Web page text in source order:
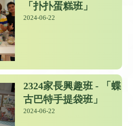
「扑扑蛋糕班」
2024-06-22
2324家長興趣班 - 「蝶
古巴特手提袋班」
2024-06-22